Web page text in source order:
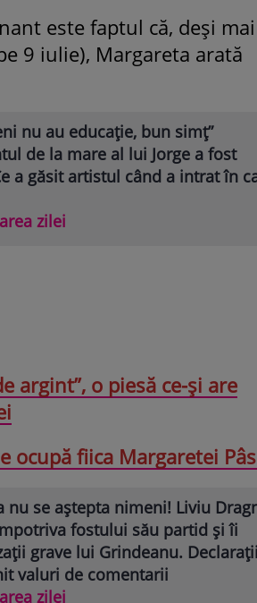
este faptul că, deși
9 iulie), Margareta arată
nu au educație, bun simț”
de la mare al lui Jorge a fost
a găsit artistul când a intrat în
zilei
argint”, o piesă ce-și are
ocupă fiica Margaretei
nu se aștepta nimeni! Liviu
fostului său partid și îi
grave lui Grindeanu.
valuri de comentarii
zilei